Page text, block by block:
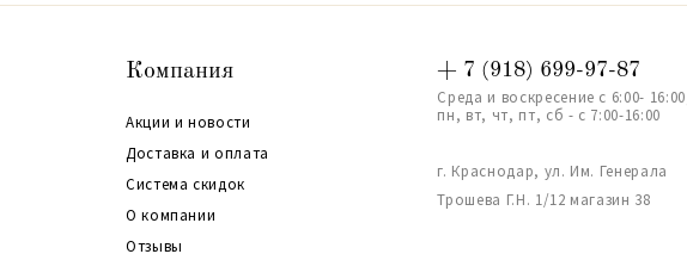
Компания
Акции и новости
Доставка и оплата
Система скидок
О компании
Отзывы
+ 7 (918) 699-97-87
Среда и воскресение с 6:00-
пн, вт, чт, пт, сб - с 7:00-16:00
г. Краснодар, ул. Им. Генерала
Трошева Г.Н. 1/12 магазин 38